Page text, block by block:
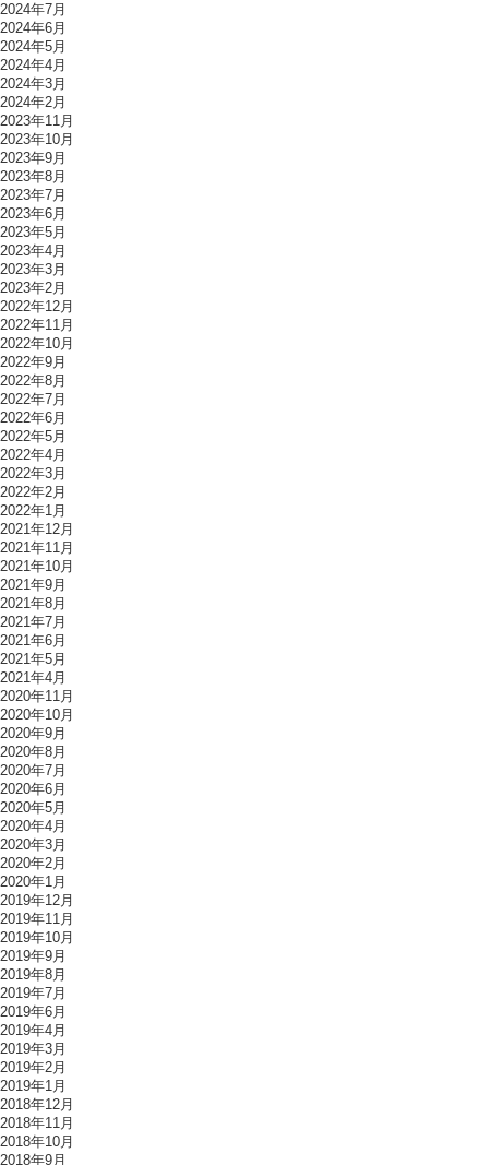
2024年7月
2024年6月
2024年5月
2024年4月
2024年3月
2024年2月
2023年11月
2023年10月
2023年9月
2023年8月
2023年7月
2023年6月
2023年5月
2023年4月
2023年3月
2023年2月
2022年12月
2022年11月
2022年10月
2022年9月
2022年8月
2022年7月
2022年6月
2022年5月
2022年4月
2022年3月
2022年2月
2022年1月
2021年12月
2021年11月
2021年10月
2021年9月
2021年8月
2021年7月
2021年6月
2021年5月
2021年4月
2020年11月
2020年10月
2020年9月
2020年8月
2020年7月
2020年6月
2020年5月
2020年4月
2020年3月
2020年2月
2020年1月
2019年12月
2019年11月
2019年10月
2019年9月
2019年8月
2019年7月
2019年6月
2019年4月
2019年3月
2019年2月
2019年1月
2018年12月
2018年11月
2018年10月
2018年9月